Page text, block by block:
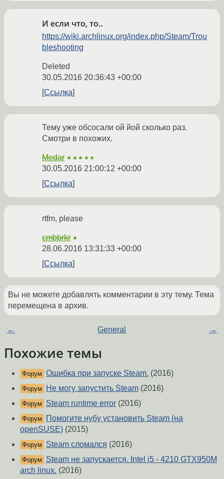
И если что, то..
https://wiki.archlinux.org/index.php/Steam/Trou
bleshooting
Deleted
30.05.2016 20:36:43 +00:00
Ссылка
Тему уже обсосали ой йой сколько раз.
Смотри в похожих.
Medar ★★★★★
30.05.2016 21:00:12 +00:00
Ссылка
rtfm, please
cmbbrkr ★
28.06.2016 13:31:33 +00:00
Ссылка
Вы не можете добавлять комментарии в эту тему. Тема
перемещена в архив.
← General →
Похожие темы
Форум Ошибка при запуске Steam. (2016)
Форум Не могу запустить Steam (2016)
Форум Steam runtime error (2016)
Форум
Помогите нубу установить Steam (на
openSUSE) (2015)
Форум Steam сломался (2016)
Форум
Steam не запускается. Intel i5 - 4210 GTX950M
arch linux. (2016)